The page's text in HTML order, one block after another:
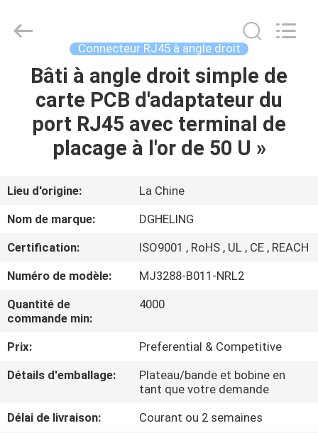
MAISON
PRODUITS
SUJET
DE
NOUS
VISITE
D'USINE
CONTRÔLE
DE
Ltd..
Connecteur RJ45 à angle droit
Bâti à angle droit simple de
carte PCB d'adaptateur du
port RJ45 avec terminal de
placage à l'or de 50 U »
Lieu d'origine:
La Chine
Nom de marque:
DGHELING
Certification:
ISO9001 , RoHS , UL , CE , REACH
Numéro de modèle:
MJ3288-B011-NRL2
Quantité de
commande min:
4000
Prix:
Preferential & Competitive
Détails d'emballage:
Plateau/bande et bobine en
tant que votre demande
Délai de livraison:
Courant ou 2 semaines